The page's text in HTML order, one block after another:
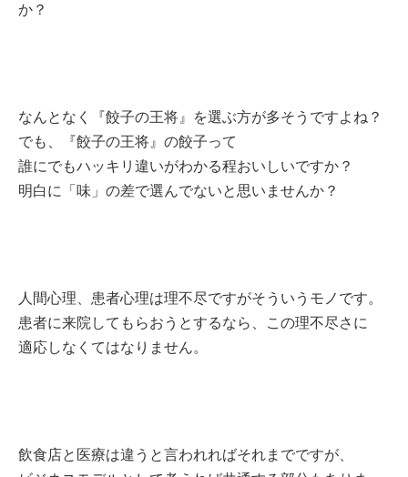
か？
なんとなく『餃子の王将』を選ぶ方が多そうですよね？
でも、『餃子の王将』の餃子って
誰にでもハッキリ違いがわかる程おいしいですか？
明白に「味」の差で選んでないと思いませんか？
人間心理、患者心理は理不尽ですがそういうモノです。
患者に来院してもらおうとするなら、この理不尽さに
適応しなくてはなりません。
飲食店と医療は違うと言われればそれまでですが、